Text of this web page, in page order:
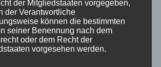
des für die Verarbeitung
dient.
wird auf den Gravatar Service von
der Mitgliedstaaten vorgegeben,
der Verantwortliche
können die bestimmten
seiner Benennung nach dem
oder dem Recht der
vorgesehen werden.